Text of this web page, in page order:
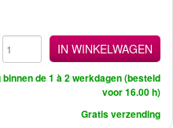
IN WINKELWAGEN
de 1 à 2 werkdagen (besteld
voor 16.00 h)
Gratis verzending